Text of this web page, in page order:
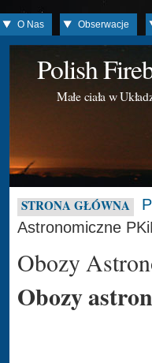
O Nas Obserwacje
Polish
Małe ciała w
STRONA GŁÓWNA
Astronomiczne
Obozy
Obozy